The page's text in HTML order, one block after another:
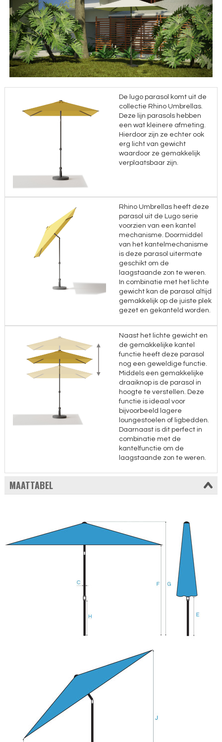
De lugo parasol komt uit de
collectie Rhino Umbrellas.
Deze lijn parasols hebben
een wat kleinere afmeting.
Hierdoor zijn ze echter ook
erg licht van gewicht
waardoor ze gemakkelijk
verplaatsbaar zijn.
Rhino Umbrellas heeft deze
parasol uit de Lugo serie
voorzien van een kantel
mechanisme. Doormiddel
van het kantelmechanisme
is deze parasol uitermate
geschikt om de
laagstaande zon te weren.
In combinatie met het lichte
gewicht kan de parasol altijd
gemakkelijk op de juiste plek
gezet en gekanteld worden.
Naast het lichte gewicht en
de gemakkelijke kantel
functie heeft deze parasol
nog een geweldige functie.
Middels een gemakkelijke
draaiknop is de parasol in
hoogte te verstellen. Deze
functie is ideaal voor
bijvoorbeeld lagere
loungestoelen of ligbedden.
Daarnaast is dit perfect in
combinatie met de
kantelfunctie om de
laagstaande zon te weren.
MAATTABEL